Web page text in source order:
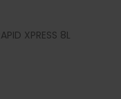
XPRESS 8L